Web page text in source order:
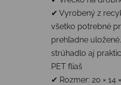
✔ Vyrobený z
všetko potrebné
prehľadne
strúhadlo aj
PET fliaš
✔ Rozmer: 20 × 14